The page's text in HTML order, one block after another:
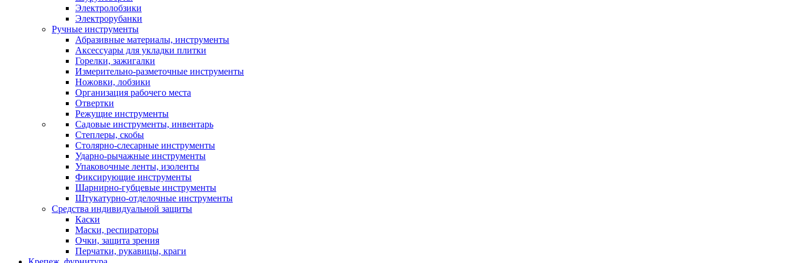
Электролобзики
Электрорубанки
Ручные инструменты
Абразивные материалы, инструменты
Аксессуары для укладки плитки
Горелки, зажигалки
Измерительно-разметочные инструменты
Ножовки, лобзики
Организация рабочего места
Отвертки
Режущие инструменты
Садовые инструменты, инвентарь
Степлеры, скобы
Столярно-слесарные инструменты
Ударно-рычажные инструменты
Упаковочные ленты, изоленты
Фиксирующие инструменты
Шарнирно-губцевые инструменты
Штукатурно-отделочные инструменты
Средства индивидуальной защиты
Каски
Маски, респираторы
Очки, защита зрения
Перчатки, рукавицы, краги